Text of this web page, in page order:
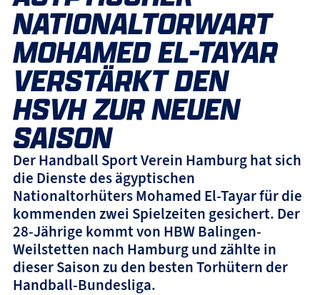
NATIONALTORWART
MOHAMED EL-TAYAR
VERSTÄRKT DEN
HSVH ZUR NEUEN
SAISON
Der Handball Sport Verein Hamburg hat sich
die Dienste des ägyptischen
Nationaltorhüters Mohamed El-Tayar für die
kommenden zwei Spielzeiten gesichert. Der
28-Jährige kommt von HBW Balingen-
Weilstetten nach Hamburg und zählte in
dieser Saison zu den besten Torhütern der
Handball-Bundesliga.